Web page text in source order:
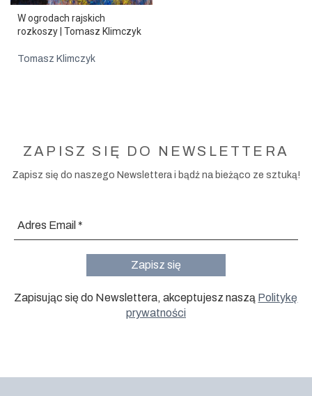
W ogrodach rajskich
rozkoszy | Tomasz Klimczyk
Tomasz Klimczyk
ZAPISZ SIĘ DO NEWSLETTERA
Zapisz się do naszego Newslettera i bądź na bieżąco ze sztuką!
Zapisując się do Newslettera, akceptujesz naszą Politykę
prywatności